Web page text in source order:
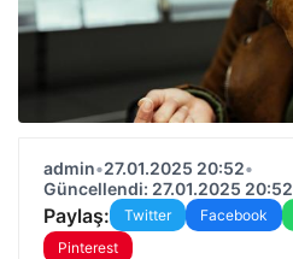
admin•27.01.2025 20:52•
Güncellendi: 27.01.2025 20:52
Paylaş: Twitter Facebook
Pinterest